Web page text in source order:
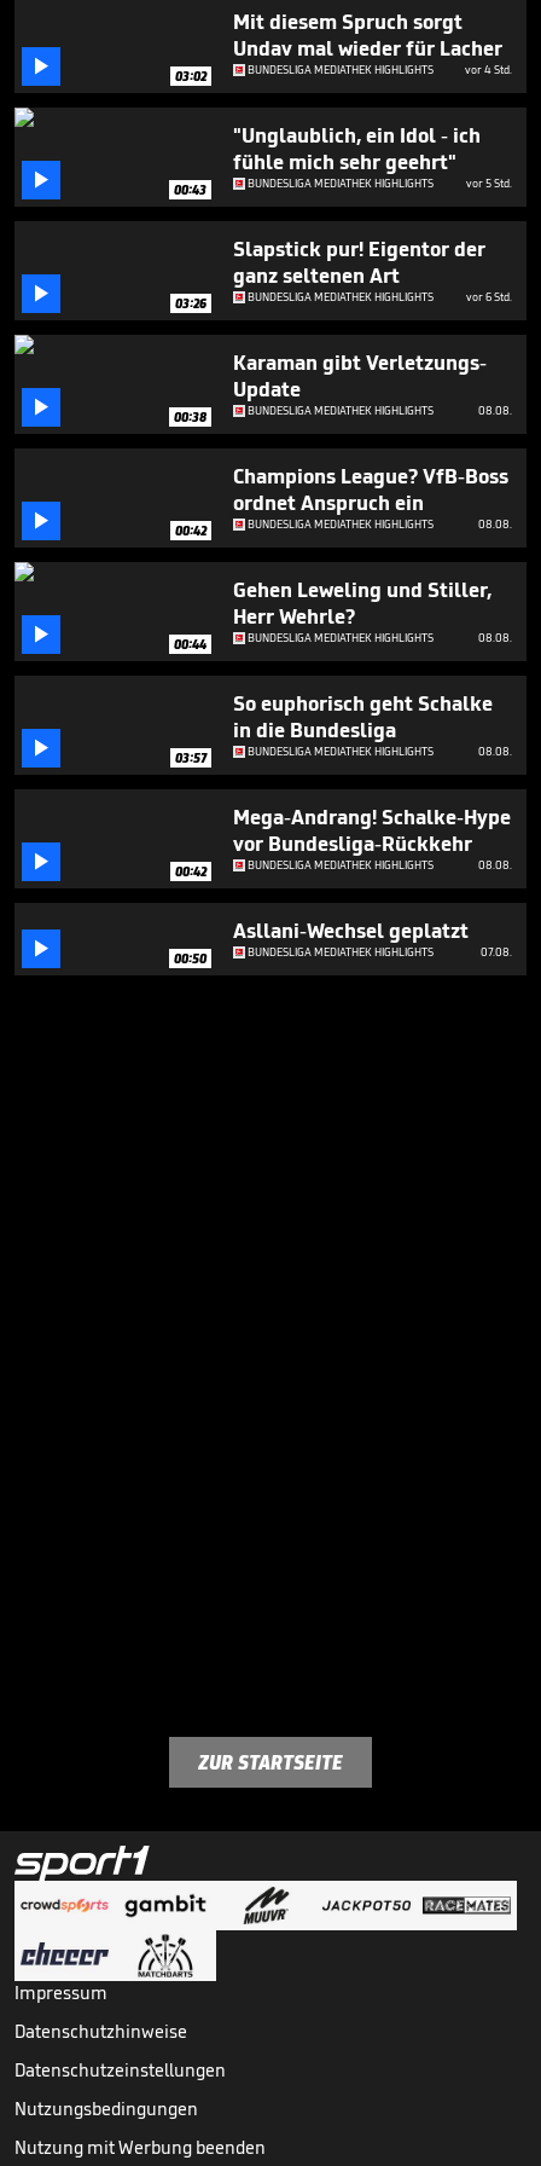
4
seconds
 03:02
Mit diesem Spruch sorgt
Undav mal wieder für Lacher
BUNDESLIGA MEDIATHEK HIGHLIGHTS vor 4 Std.
 00:43
"Unglaublich, ein Idol - ich
fühle mich sehr geehrt"
BUNDESLIGA MEDIATHEK HIGHLIGHTS vor 5 Std.
 03:26
Slapstick pur! Eigentor der
ganz seltenen Art
BUNDESLIGA MEDIATHEK HIGHLIGHTS vor 6 Std.
 00:38
Karaman gibt Verletzungs-
Update
BUNDESLIGA MEDIATHEK HIGHLIGHTS 08.08.
 00:42
Champions League? VfB-Boss
ordnet Anspruch ein
BUNDESLIGA MEDIATHEK HIGHLIGHTS 08.08.
 00:44
Gehen Leweling und Stiller,
Herr Wehrle?
BUNDESLIGA MEDIATHEK HIGHLIGHTS 08.08.
 03:57
So euphorisch geht Schalke
in die Bundesliga
BUNDESLIGA MEDIATHEK HIGHLIGHTS 08.08.
 00:42
Mega-Andrang! Schalke-Hype
vor Bundesliga-Rückkehr
BUNDESLIGA MEDIATHEK HIGHLIGHTS 08.08.
 00:50
Asllani-Wechsel geplatzt
BUNDESLIGA MEDIATHEK HIGHLIGHTS 07.08.
ZUR STARTSEITE
Impressum
Datenschutzhinweise
Datenschutzeinstellungen
Nutzungsbedingungen
Nutzung mit Werbung beenden